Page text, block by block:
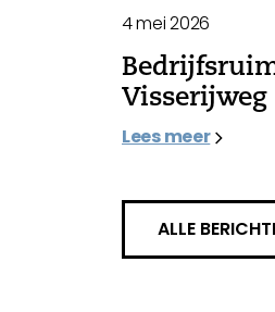
4 mei 2026
Lees meer
ALLE